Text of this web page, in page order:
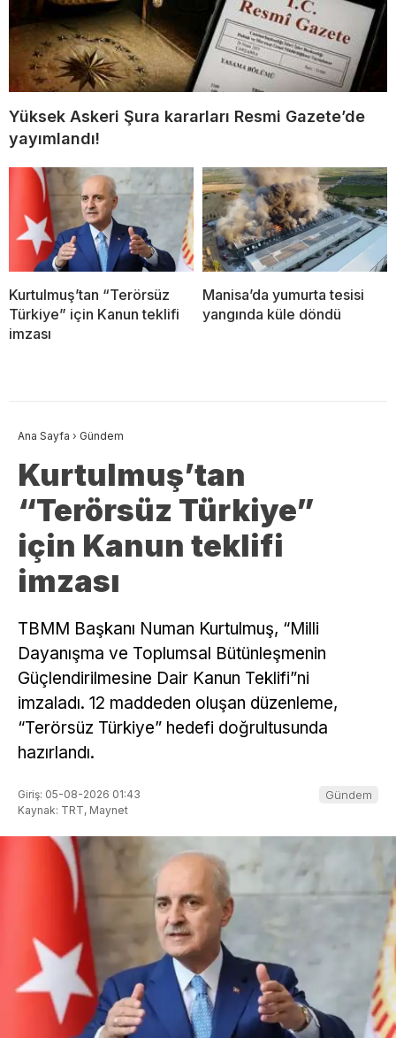
Yüksek Askeri Şura kararları Resmi Gazete’de
yayımlandı!
Kurtulmuş’tan “Terörsüz
Türkiye” için Kanun teklifi
imzası
Manisa’da yumurta tesisi
yangında küle döndü
Ana Sayfa › Gündem
Kurtulmuş’tan
“Terörsüz Türkiye”
için Kanun teklifi
imzası
TBMM Başkanı Numan Kurtulmuş, “Milli
Dayanışma ve Toplumsal Bütünleşmenin
Güçlendirilmesine Dair Kanun Teklifi”ni
imzaladı. 12 maddeden oluşan düzenleme,
“Terörsüz Türkiye” hedefi doğrultusunda
hazırlandı.
Giriş: 05-08-2026 01:43
Kaynak: TRT, Maynet
Gündem